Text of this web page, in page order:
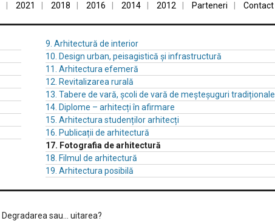
2021 2018 2016 2014 2012 Parteneri Contact
9. Arhitectură de interior
10. Design urban, peisagistică și infrastructură
11. Arhitectura efemeră
12. Revitalizarea rurală
13. Tabere de vară, școli de vară de meșteșuguri tradiționale
14. Diplome – arhitecți în afirmare
15. Arhitectura studenților arhitecți
16. Publicații de arhitectură
17. Fotografia de arhitectură
18. Filmul de arhitectură
19. Arhitectura posibilă
Degradarea sau... uitarea?